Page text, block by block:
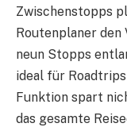
Zwischenstopps
Routenplaner den
neun Stopps
ideal für
Funktion spart
das gesamte